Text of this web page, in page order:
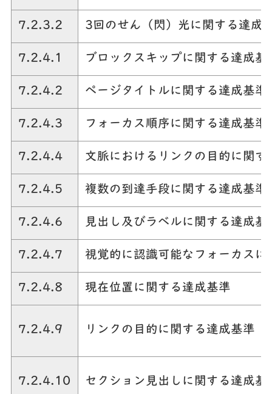
7.2.3.2 3回のせん（閃）光に関する達成
7.2.4.1 ブロックスキップに関する達成基
7.2.4.2 ページタイトルに関する達成基準
7.2.4.3 フォーカス順序に関する達成基準
7.2.4.4 文脈におけるリンクの目的に関す
7.2.4.5 複数の到達手段に関する達成基準
7.2.4.6 見出し及びラベルに関する達成基
7.2.4.7 視覚的に認識可能なフォーカスに
7.2.4.8 現在位置に関する達成基準
7.2.4.9 リンクの目的に関する達成基準
7.2.4.10 セクション見出しに関する達成基